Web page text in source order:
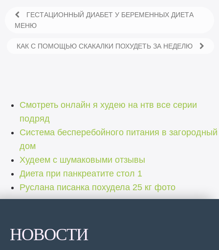
ГЕСТАЦИОННЫЙ ДИАБЕТ У БЕРЕМЕННЫХ ДИЕТА
МЕНЮ
КАК С ПОМОЩЬЮ СКАКАЛКИ ПОХУДЕТЬ ЗА НЕДЕЛЮ
Смотреть онлайн я худею на нтв все серии
подряд
Система бесперебойного питания в загородный
дом
Худеем с шумаковыми отзывы
Диета при панкреатите стол 1
Руслана писанка похудела 25 кг фото
НОВОСТИ